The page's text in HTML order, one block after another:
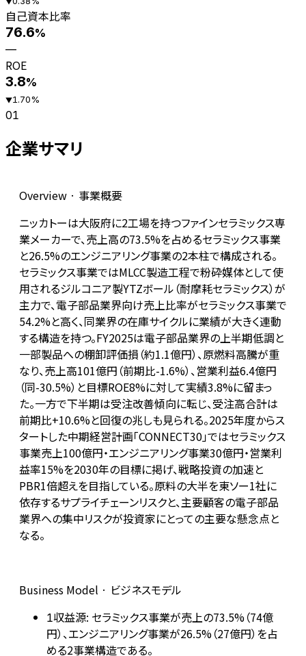
自己資本比率
76.6%
—
ROE
3.8%
▼1.70%
01
企業サマリ
Overview · 事業概要
ニッカトーは大阪府に2工場を持つファインセラミックス専
業メーカーで、売上高の73.5%を占めるセラミックス事業
と26.5%のエンジニアリング事業の2本柱で構成される。
セラミックス事業ではMLCC製造工程で粉砕媒体として使
用されるジルコニア製YTZボール（耐摩耗セラミックス）が
主力で、電子部品業界向け売上比率がセラミックス事業で
54.2%と高く、同業界の在庫サイクルに業績が大きく連動
する構造を持つ。FY2025は電子部品業界の上半期低調と
一部製品への棚卸評価損（約1.1億円）、原燃料高騰が重
なり、売上高101億円（前期比-1.6%）、営業利益6.4億円
（同-30.5%）と目標ROE8%に対して実績3.8%に留まっ
た。一方で下半期は受注改善傾向に転じ、受注高合計は
前期比+10.6%と回復の兆しも見られる。2025年度からス
タートした中期経営計画「CONNECT30」ではセラミックス
事業売上100億円・エンジニアリング事業30億円・営業利
益率15%を2030年の目標に掲げ、戦略投資の加速と
PBR1倍超えを目指している。原料の大半を東ソー1社に
依存するサプライチェーンリスクと、主要顧客の電子部品
業界への集中リスクが投資家にとっての主要な懸念点と
なる。
Business Model · ビジネスモデル
1収益源: セラミックス事業が売上の73.5%（74億
円）、エンジニアリング事業が26.5%（27億円）を占
める2事業構造である。